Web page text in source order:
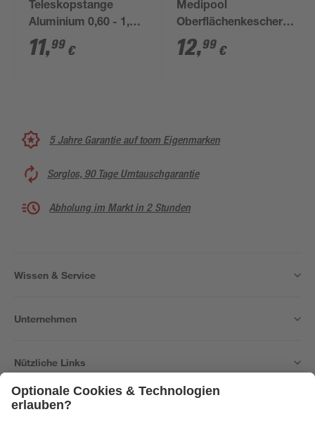
Teleskopstange
Aluminium 0,60 - 1,20
m
11,99 €
Medipool
Oberflächenkescher
für Teleskopstange
12,99 €
5 Jahre Garantie auf toom Eigenmarken
Sorglos, 90 Tage Umtauschgarantie
Abholung im Markt in 2 Stunden
Wissen & Service
Unternehmen
Nützliche Links